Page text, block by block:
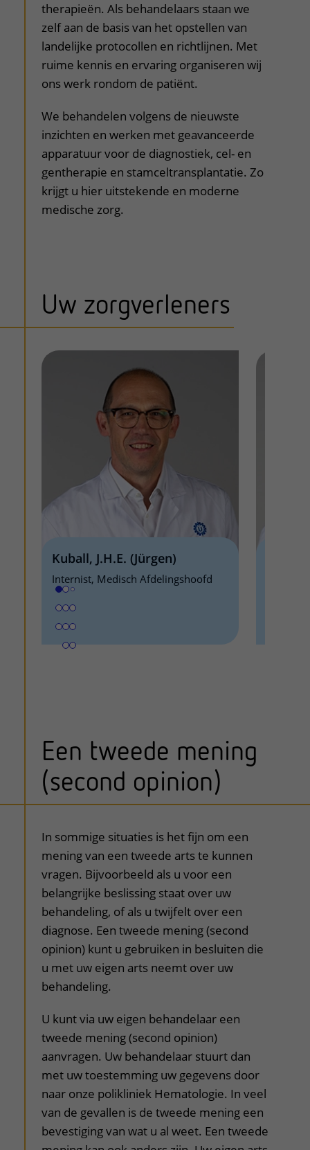
therapieën. Als behandelaars staan we
zelf aan de basis van het opstellen van
landelijke protocollen en richtlijnen. Met
ruime kennis en ervaring organiseren wij
ons werk rondom de patiënt.
We behandelen volgens de nieuwste
inzichten en werken met geavanceerde
apparatuur voor de diagnostiek, cel- en
gentherapie en stamceltransplantatie. Zo
krijgt u hier uitstekende en moderne
medische zorg.
Uw zorgverleners
Kuball, J.H.E. (Jürgen)
Internist, Medisch Afdelingshoofd
Een tweede mening
(second opinion)
uitklapper, klik om te openen
In sommige situaties is het fijn om een
mening van een tweede arts te kunnen
vragen. Bijvoorbeeld als u voor een
belangrijke beslissing staat over uw
behandeling, of als u twijfelt over een
diagnose. Een tweede mening (second
opinion) kunt u gebruiken in besluiten die
u met uw eigen arts neemt over uw
behandeling.
U kunt via uw eigen behandelaar een
tweede mening (second opinion)
aanvragen. Uw behandelaar stuurt dan
met uw toestemming uw gegevens door
naar onze polikliniek Hematologie. In veel
van de gevallen is de tweede mening een
bevestiging van wat u al weet. Een tweede